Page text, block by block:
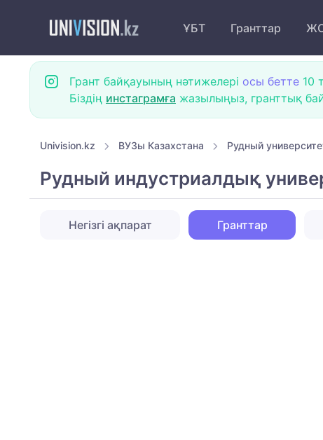
ҰБТ Гранттар
Грант байқауының нәтижелері осы бетте 10
Біздің инстаграмға жазылыңыз, гранттық
Univision.kz ВУЗы Казахстана Рудный
Рудный индустриалдық
Негізгі ақпарат Гранттар